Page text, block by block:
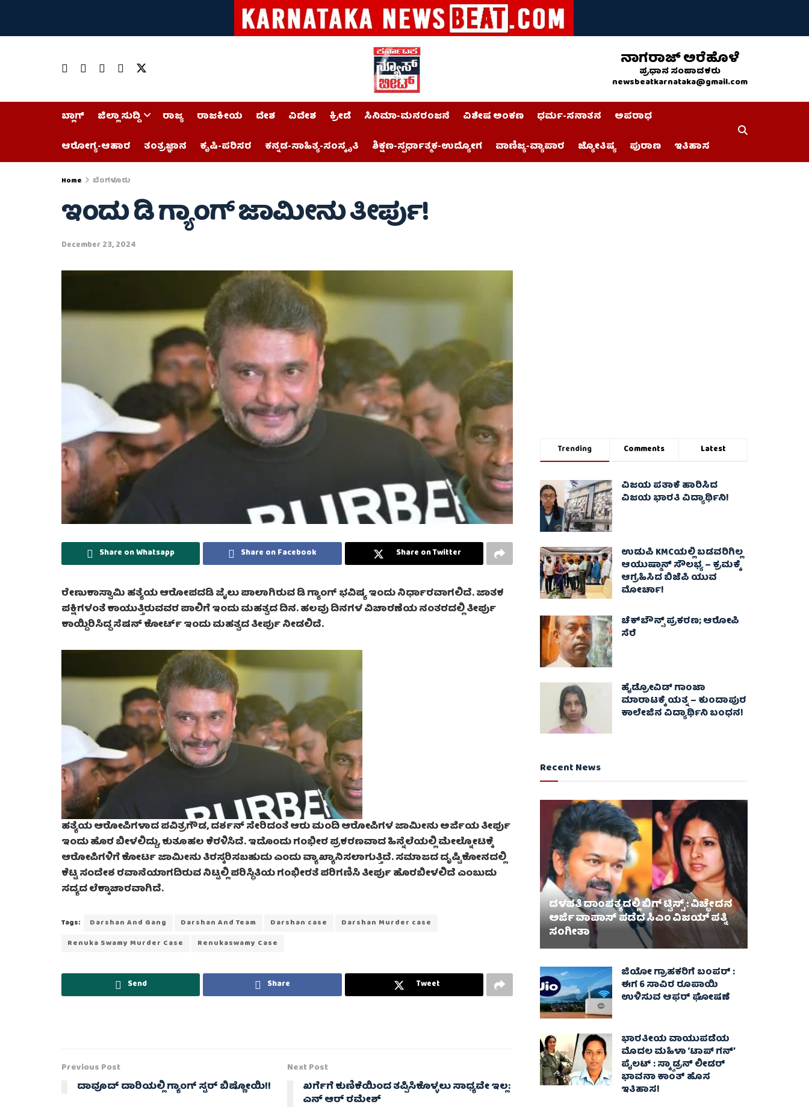
ನಾಗರಾಜ್ ಅರೆಹೊಳೆ
ಪ್ರಧಾನ ಸಂಪಾದಕರು
newsbeatkarnataka@gmail.com
ಬ್ಲಾಗ್ ಜಿಲ್ಲಾ ಸುದ್ದಿ ರಾಜ್ಯ ರಾಜಕೀಯ ದೇಶ ವಿದೇಶ ಕ್ರೀಡೆ ಸಿನಿಮಾ-ಮನರಂಜನೆ ವಿಶೇಷ ಅಂಕಣ ಧರ್ಮ-ಸನಾತನ
ಅಪರಾಧ
ಆರೋಗ್ಯ-ಆಹಾರ
ತಂತ್ರಜ್ಞಾನ ಕೃಷಿ-ಪರಿಸರ ಕನ್ನಡ-ಸಾಹಿತ್ಯ-ಸಂಸ್ಕೃತಿ ಶಿಕ್ಷಣ-ಸ್ಪರ್ಧಾತ್ಮಕ-ಉದ್ಯೋಗ ವಾಣಿಜ್ಯ-ವ್ಯಾಪಾರ ಜ್ಯೋತಿಷ್ಯ ಪುರಾಣ ಇತಿಹಾಸ
Home ಬೆಂಗಳೂರು
ಇಂದು ಡಿ ಗ್ಯಾಂಗ್ ಜಾಮೀನು ತೀರ್ಪು!
December 23, 2024
Share on Whatsapp Share on Facebook Share on Twitter
ರೇಣುಕಾಸ್ವಾಮಿ ಹತ್ಯೆಯ ಆರೋಪದಡಿ ಜೈಲು ಪಾಲಾಗಿರುವ ಡಿ ಗ್ಯಾಂಗ್ ಭವಿಷ್ಯ ಇಂದು ನಿರ್ಧಾರವಾಗಲಿದೆ. ಜಾತಕ
ಪಕ್ಷಿಗಳಂತೆ ಕಾಯುತ್ತಿರುವವರ ಪಾಲಿಗೆ ಇಂದು ಮಹತ್ವದ ದಿನ. ಹಲವು ದಿನಗಳ ವಿಚಾರಣೆಯ ನಂತರದಲ್ಲಿ ತೀರ್ಪು
ಕಾಯ್ದಿರಿಸಿದ್ದ ಸೆಷನ್ ಕೋರ್ಟ್ ಇಂದು ಮಹತ್ವದ ತೀರ್ಪು ನೀಡಲಿದೆ.
ಹತ್ಯೆಯ ಆರೋಪಿಗಳಾದ ಪವಿತ್ರಗೌಡ, ದರ್ಶನ್ ಸೇರಿದಂತೆ ಆರು ಮಂದಿ ಆರೋಪಿಗಳ ಜಾಮೀನು ಅರ್ಜಿಯ ತೀರ್ಪು
ಇಂದು ಹೊರ ಬೀಳಲಿದ್ದು, ಕುತೂಹಲ ಕೆರಳಿಸಿದೆ. ಇದೊಂದು ಗಂಭೀರ ಪ್ರಕರಣವಾದ ಹಿನ್ನೆಲೆಯಲ್ಲಿ ಮೇಲ್ನೋಟಕ್ಕೆ
ಆರೋಪಿಗಳಿಗೆ ಕೋರ್ಟ ಜಾಮೀನು ತಿರಸ್ಕರಿಸಬಹುದು ಎಂದು ವ್ಯಾಖ್ಯಾನಿಸಲಾಗುತ್ತಿದೆ. ಸಮಾಜದ ದೃಷ್ಟಿಕೋನದಲ್ಲಿ
ಕೆಟ್ಟ ಸಂದೇಶ ರವಾನೆಯಾಗದಿರುವ ನಿಟ್ಟಲ್ಲಿ ಪರಿಸ್ಥಿತಿಯ ಗಂಭೀರತೆ ಪರಿಗಣಿಸಿ ತೀರ್ಪು ಹೊರಬೀಳಲಿದೆ ಎಂಬುದು
ಸದ್ಯದ ಲೆಕ್ಕಾಚಾರವಾಗಿದೆ.
Tags: Darshan And Gang Darshan And Team Darshan case
Darshan Murder case
Renuka Swamy Murder Case
Renukaswamy Case
Send Share Tweet
Previous Post
ದಾವೂದ್ ದಾರಿಯಲ್ಲಿ ಗ್ಯಾಂಗ್ ಸ್ಟರ್ ಬಿಷ್ಣೋಯಿ!!
Next Post
ಖರ್ಗೆಗೆ ಕುಣಿಕೆಯಿಂದ ತಪ್ಪಿಸಿಕೊಳ್ಳಲು ಸಾಧ್ಯವೇ ಇಲ್ಲ:
ಎನ್ ಆರ್ ರಮೇಶ್
Trending Comments Latest
ವಿಜಯ ಪತಾಕೆ ಹಾರಿಸಿದ
ವಿಜಯ ಭಾರತಿ ವಿದ್ಯಾರ್ಥಿನಿ!
ಉಡುಪಿ KMCಯಲ್ಲಿ ಬಡವರಿಗಿಲ್ಲ
ಆಯುಷ್ಮಾನ್ ಸೌಲಭ್ಯ – ಕ್ರಮಕ್ಕೆ
ಆಗ್ರಹಿಸಿದ ಬಿಜೆಪಿ ಯುವ
ಮೋರ್ಚಾ!
ಚೆಕ್​ಬೌನ್ಸ್​ ಪ್ರಕರಣ; ಆರೋಪಿ
ಸೆರೆ
ಹೈಡ್ರೋವಿಡ್ ಗಾಂಜಾ
ಮಾರಾಟಕ್ಕೆ ಯತ್ನ – ಕುಂದಾಪುರ
ಕಾಲೇಜಿನ ವಿದ್ಯಾರ್ಥಿನಿ ಬಂಧನ!
Recent News
ದಳಪತಿ ದಾಂಪತ್ಯದಲ್ಲಿ ಬಿಗ್ ಟ್ವಿಸ್ಟ್ : ವಿಚ್ಛೇದನ
ಅರ್ಜಿ ವಾಪಾಸ್‌ ಪಡೆದ ಸಿಎಂ ವಿಜಯ್ ಪತ್ನಿ
ಸಂಗೀತಾ‌
ಜಿಯೋ ಗ್ರಾಹಕರಿಗೆ ಬಂಪರ್ :
ಈಗ 6 ಸಾವಿರ ರೂಪಾಯಿ
ಉಳಿಸುವ ಆಫರ್ ಘೋಷಣೆ
ಭಾರತೀಯ ವಾಯುಪಡೆಯ
ಮೊದಲ ಮಹಿಳಾ ‘ಟಾಪ್ ಗನ್’
ಪೈಲಟ್ : ಸ್ಕ್ವಾಡ್ರನ್ ಲೀಡರ್
ಭಾವನಾ ಕಾಂತ್ ಹೊಸ
ಇತಿಹಾಸ!